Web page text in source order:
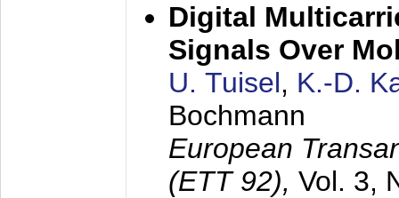
Digital
Signals Over
U. Tuisel, K.-D.
Bochmann
European
(ETT 92), Vol. 3,